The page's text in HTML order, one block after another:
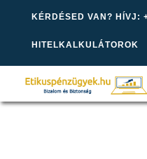
KÉRDÉSED VAN? HÍVJ:
HITELKALKULÁTOROK